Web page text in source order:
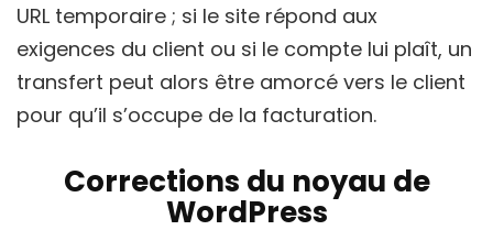
URL temporaire ; si le site répond aux
exigences du client ou si le compte lui plaît, un
transfert peut alors être amorcé vers le client
pour qu’il s’occupe de la facturation.
Corrections du noyau de
WordPress